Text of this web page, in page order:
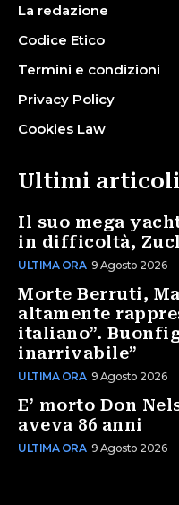
La redazione
Codice Etico
Termini e condizioni
Privacy Policy
Cookies Law
Ultimi articoli
Il suo mega
in difficoltà,
ULTIMA ORA 9 Agosto 2026
Morte Berruti,
altamente
italiano”.
inarrivabile”
ULTIMA ORA 9 Agosto 2026
E’ morto Don
aveva 86 anni
ULTIMA ORA 9 Agosto 2026